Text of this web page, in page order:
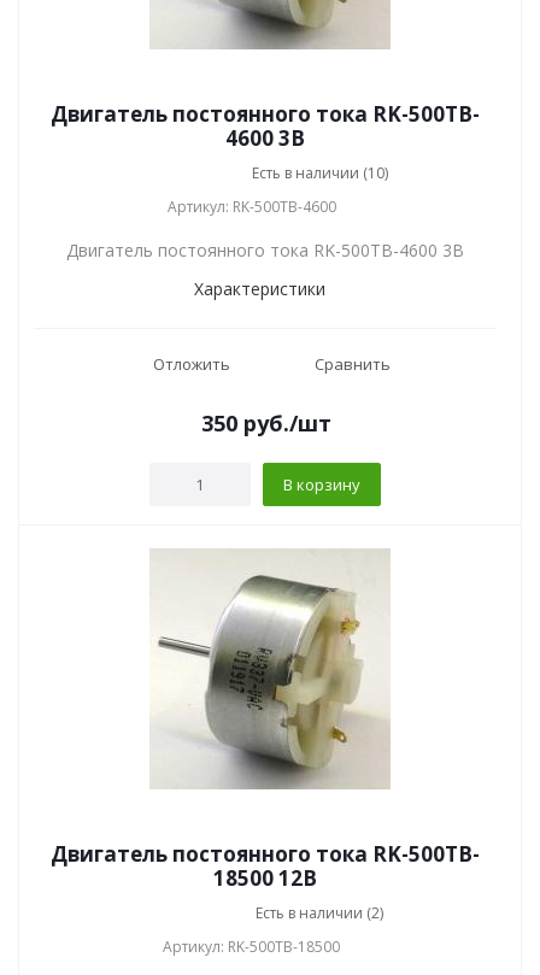
Двигатель постоянного тока RK-500TB-
4600 3В
Есть в наличии (10)
Артикул: RK-500TB-4600
Двигатель постоянного тока RK-500TB-4600 3В
Характеристики
Отложить Сравнить
350руб./шт
В корзину
Двигатель постоянного тока RK-500TB-
18500 12В
Есть в наличии (2)
Артикул: RK-500TB-18500